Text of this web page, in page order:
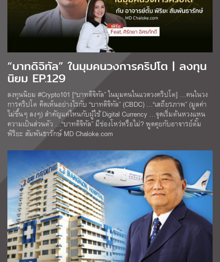
“บาทดิจิทัล” ในมุมคนวงการคริปโต | ลงทุน
นิยม EP.129
ลงทุนนิยม #Crypto101 [“บาทดิจิทัล” ในมุมคนในแวดวงคริปโต] …คนในวง
การคริปโต คิดเห็นอย่างไรกับ “บาทดิจิทัล” (CBDC) …“เสถียรภาพ” (มูลค่า
ไม่ขึ้นๆ ลงๆ) สำคัญแค่ไหนกับผู้ใช้ Digital Currency …จุดเริ่มต้นหวงแหน
ความเป็นส่วนตัว …“บาทดิจิทัล” มีช่องโหว่หรือไม่? พูดคุยกับอาจารย์ตั๊ม
พิริยะ สัมพันธารักษ์ MD Chaloke.com